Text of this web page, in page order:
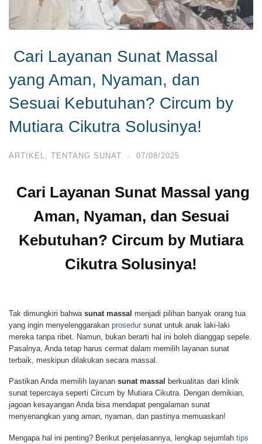
Cari Layanan Sunat Massal
yang Aman, Nyaman, dan
Sesuai Kebutuhan? Circum by
Mutiara Cikutra Solusinya!
ARTIKEL TENTANG SUNAT · 07/08/2025
Cari Layanan Sunat Massal yang
Aman, Nyaman, dan Sesuai
Kebutuhan? Circum by Mutiara
Cikutra Solusinya!
Tak dimungkiri bahwa sunat massal menjadi pilihan banyak orang tua
yang ingin menyelenggarakan prosedur sunat untuk anak laki-laki
mereka tanpa ribet. Namun, bukan berarti hal ini boleh dianggap sepele.
Pasalnya, Anda tetap harus cermat dalam memilih layanan sunat
terbaik, meskipun dilakukan secara massal.
Pastikan Anda memilih layanan sunat massal berkualitas dari klinik
sunat tepercaya seperti Circum by Mutiara Cikutra. Dengan demikian,
jagoan kesayangan Anda bisa mendapat pengalaman sunat
menyenangkan yang aman, nyaman, dan pastinya memuaskan!
Mengapa hal ini penting? Berikut penjelasannya, lengkap sejumlah tips